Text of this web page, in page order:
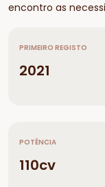
encontro as
PRIMEIRO REGISTO
2021
POTÊNCIA
110cv